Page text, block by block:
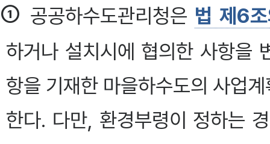
① 공공하수도관리청은 법 제6
하거나 설치시에 협의한 사항을
항을 기재한 마을하수도의 사업
한다. 다만, 환경부령이 정하는